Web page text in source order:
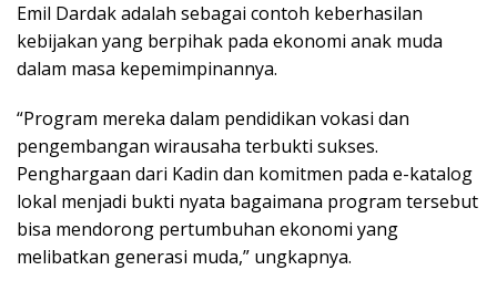
Emil Dardak adalah sebagai contoh keberhasilan
kebijakan yang berpihak pada ekonomi anak muda
dalam masa kepemimpinannya.
“Program mereka dalam pendidikan vokasi dan
pengembangan wirausaha terbukti sukses.
Penghargaan dari Kadin dan komitmen pada e-katalog
lokal menjadi bukti nyata bagaimana program tersebut
bisa mendorong pertumbuhan ekonomi yang
melibatkan generasi muda,” ungkapnya.